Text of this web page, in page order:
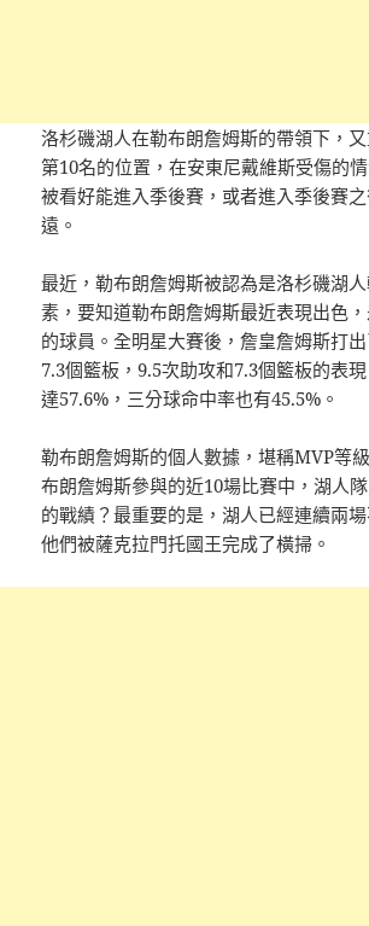
洛杉磯湖人在勒布朗詹姆斯的帶領下，
第10名的位置，在安東尼戴維斯受傷的
被看好能進入季後賽，或者進入季後賽
遠。
最近，勒布朗詹姆斯被認為是洛杉磯湖
素，要知道勒布朗詹姆斯最近表現出色
的球員。全明星大賽後，詹皇詹姆斯打出
7.3個籃板，9.5次助攻和7.3個籃板的表
達57.6%，三分球命中率也有45.5%。
勒布朗詹姆斯的個人數據，堪稱MVP等
布朗詹姆斯參與的近10場比賽中，湖人
的戰績？最重要的是，湖人已經連續兩
他們被薩克拉門托國王完成了橫掃。